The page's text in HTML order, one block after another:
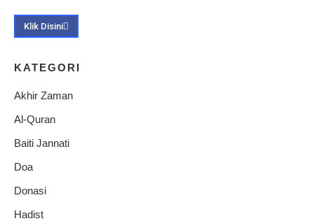
Klik Disini
KATEGORI
Akhir Zaman
Al-Quran
Baiti Jannati
Doa
Donasi
Hadist